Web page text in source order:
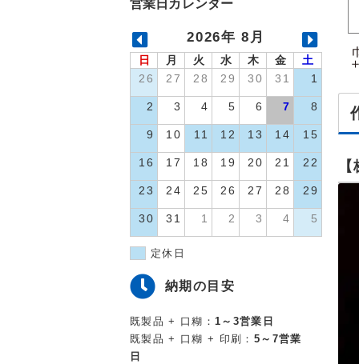
営業日カレンダー
2026年 8月
日 月 火 水 木 金
土
26
27 28 29 30 31 1
2 3 4 5 6 7 8
9 10 11 12 13 14 15
16 17 18 19 20 21 22
23 24 25 26 27 28 29
30 31 1 2 3 4 5
定休日
納期の目安
既製品 + 口糊：1～3営業日
既製品 + 口糊 + 印刷： 5～7営業
日